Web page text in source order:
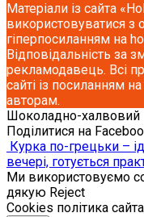
Матеріали із сайта
використовуватися з
гіперпосиланням на
Відповідальність за
рекламодавець. Всі
сайті із посиланням
авторам.
Шоколадно-
Поділитися на
Курка по-грецьки –
вечері, готується
Ми використовуємо
дякую Reject
Cookies політика сайта